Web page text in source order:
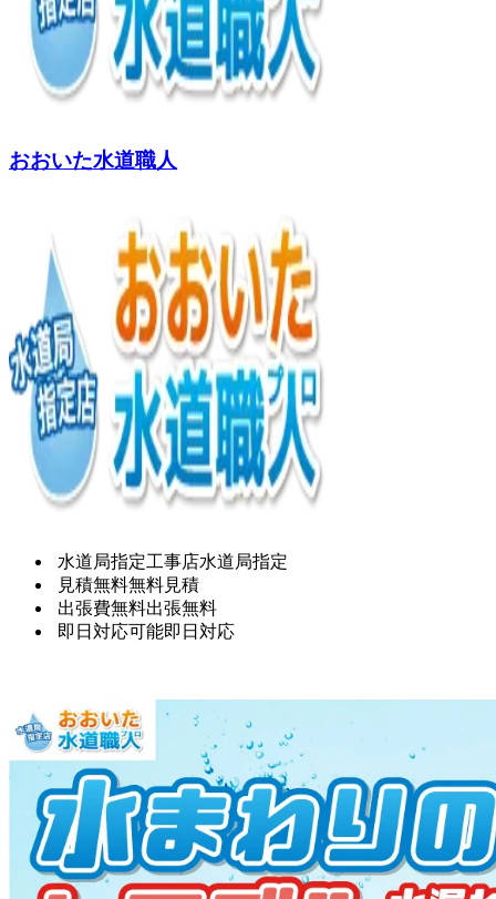
おおいた水道職人
水道局指定工事店水道局指定
見積無料無料見積
出張費無料出張無料
即日対応可能即日対応